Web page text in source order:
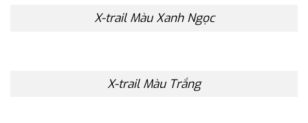
X-trail Màu Xanh Ngọc
X-trail Màu Trắng